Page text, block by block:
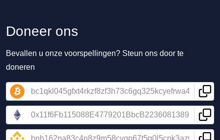
Doneer ons
Bevallen u onze voorspellingen? Steun ons door te
doneren